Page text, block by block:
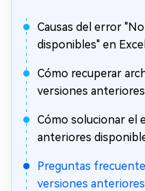
Causas del error
disponibles" en Excel
Cómo recuperar
versiones
Cómo solucionar el
anteriores
Preguntas
versiones anteriores